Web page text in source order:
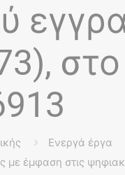
στο
Ενεργά έργα
στις